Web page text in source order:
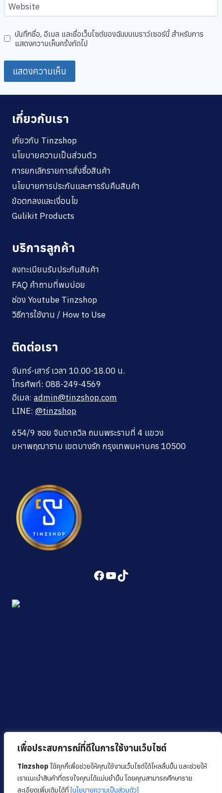
เพื่อประสบการณ์ที่ดีในการใช้งานเว็บไซต์
Tinzshop ใช้คุกกี้เพื่อช่วยให้คุณใช้งานเว็บไซต์ได้ไหลลื่นขึ้น และช่วยให้
เราแนะนำสินค้าที่ตรงใจคุณได้แม่นยำขึ้น โดยคุณสามารถศึกษาราย
ละเอียดเพิ่มเติมได้ที่ [นโยบายความเป็นส่วนตัว]
Website
บันทึกชื่อ, อีเมล และชื่อเว็บไซต์ของฉันบนเบราว์เซอร์นี้ สำหรับการ
แสดงความเห็นครั้งถัดไป
เกี่ยวกับเรา
เกี่ยวกับ Tinzshop
นโยบายความเป็นส่วนตัว
การยกเลิกรายการสั่งซื้อสินค้า
นโยบายการประกันและการรับคืนสินค้า
ข้อตกลงและเงื่อนไข
Gulikit Products
บริการลูกค้า
ลงทะเบียนรับประกันสินค้า
FAQ คำถามที่พบบ่อย
ช่อง Youtube Tinzshop
วิธีการใช้งาน / How to Use
ติดต่อเรา
จันทร์-เสาร์ เวลา 10.00-18.00 น.
โทรศัพท์: 088-249-4569
อีเมล: admin@tinzshop.com
LINE: @tinzshop
654/9 ซอย จินดาถวิล ถนนพระรามที่ 4 แขวง
มหาพฤฒาราม เขตบางรัก กรุงเทพมหานคร 10500
Facebook
YouTube
TikTok